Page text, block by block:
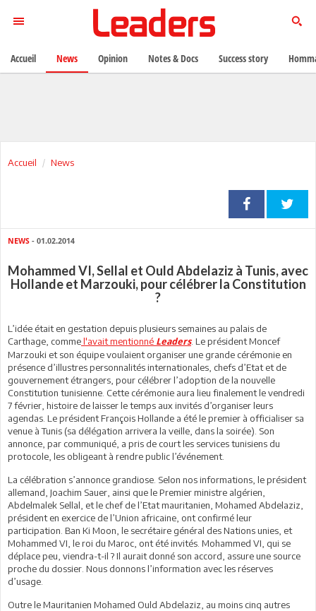
Accueil News
NEWS - 01.02.2014
Mohammed VI, Sellal et Ould Abdelaziz à Tunis, avec
Hollande et Marzouki, pour célébrer la Constitution
?
L’idée était en gestation depuis plusieurs semaines au palais de
Carthage, commel'avait mentionné Leaders. Le président Moncef
Marzouki et son équipe voulaient organiser une grande cérémonie en
présence d’illustres personnalités internationales, chefs d’Etat et de
gouvernement étrangers, pour célébrer l’adoption de la nouvelle
Constitution tunisienne. Cette cérémonie aura lieu finalement le vendredi
7 février, histoire de laisser le temps aux invités d’organiser leurs
agendas. Le président François Hollande a été le premier à officialiser sa
venue à Tunis (sa délégation arrivera la veille, dans la soirée). Son
annonce, par communiqué, a pris de court les services tunisiens du
protocole, les obligeant à rendre public l’événement.
La célébration s’annonce grandiose. Selon nos informations, le président
allemand, Joachim Sauer, ainsi que le Premier ministre algérien,
Abdelmalek Sellal, et le chef de l’Etat mauritanien, Mohamed Abdelaziz,
président en exercice de l’Union africaine, ont confirmé leur
participation. Ban Ki Moon, le secrétaire général des Nations unies, et
Mohammed VI, le roi du Maroc, ont été invités. Mohammed VI, qui se
déplace peu, viendra-t-il ? Il aurait donné son accord, assure une source
proche du dossier. Nous donnons l’information avec les réserves
d’usage.
Outre le Mauritanien Mohamed Ould Abdelaziz, au moins cinq autres
Accueil News Opinion Notes & Docs Success story